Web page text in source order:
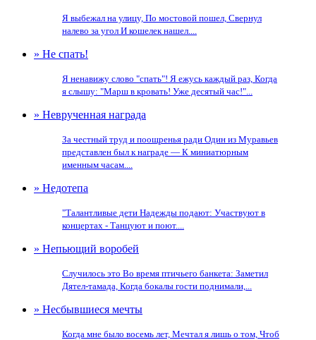
Я выбежал на улицу, По мостовой пошел, Свернул
налево за угол И кошелек нашел....
» Не спать!
Я ненавижу слово "спать"! Я ежусь каждый раз, Когда
я слышу: "Марш в кровать! Уже десятый час!"...
» Неврученная награда
За честный труд и поощренья ради Один из Муравьев
представлен был к награде — К миниатюрным
именным часам....
» Недотепа
"Талантливые дети Надежды подают: Участвуют в
концертах - Танцуют и поют....
» Непьющий воробей
Случилось это Во время птичьего банкета: Заметил
Дятел-тамада, Когда бокалы гости поднимали,...
» Несбывшиеся мечты
Когда мне было восемь лет, Мечтал я лишь о том, Чтоб